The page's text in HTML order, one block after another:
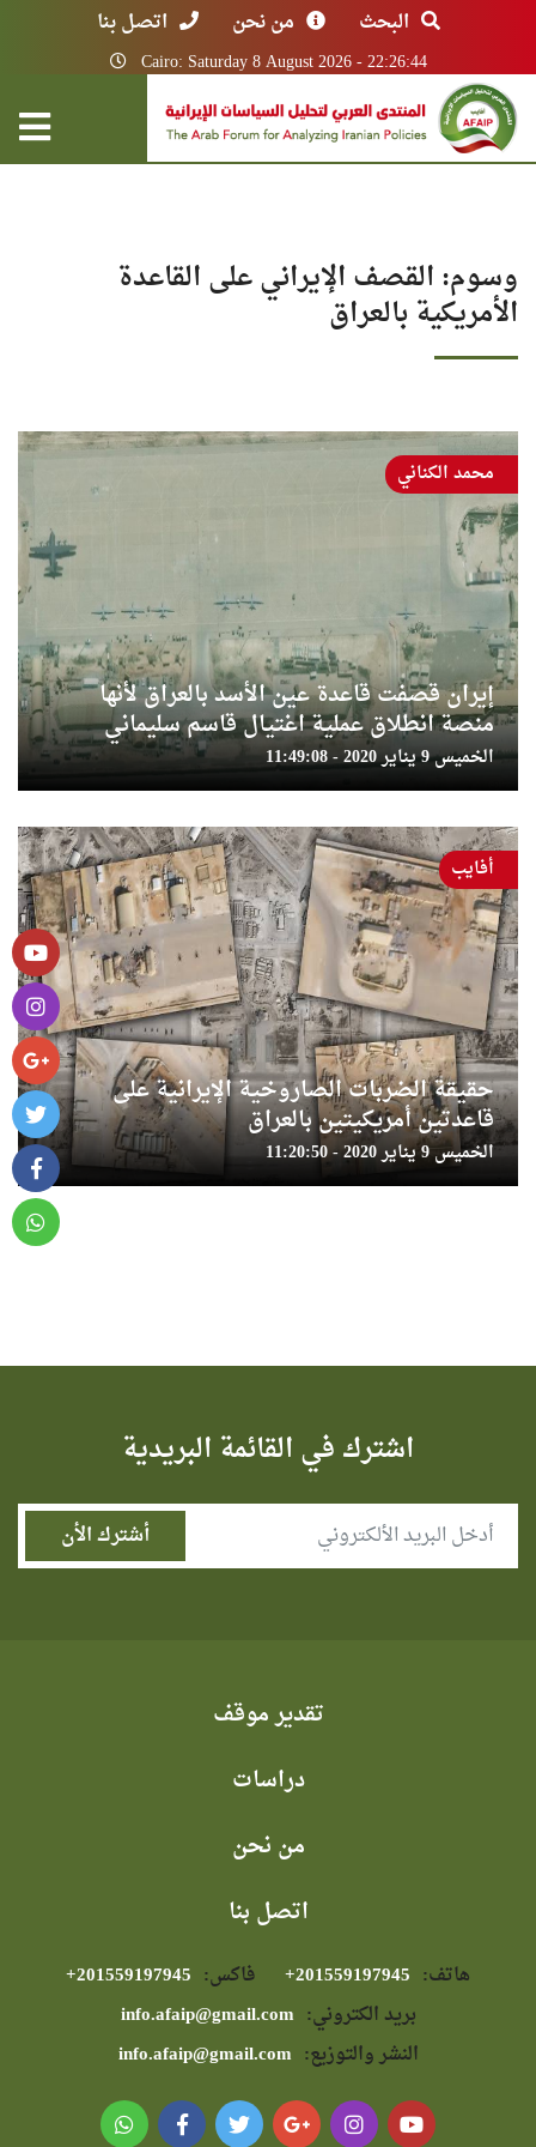
البحث من نحن اتصل بنا
Cairo: Saturday 8 August 2026 - 22:26:44
وسوم: القصف الإيراني على القاعدة
الأمريكية بالعراق
إيران قصفت قاعدة عين الأسد بالعراق لأنها
منصة انطلاق عملية اغتيال قاسم سليماني
الخميس 9 يناير 2020 - 11:49:08
محمد الكناني
حقيقة الضربات الصاروخية الإيرانية على
قاعدتين أمريكيتين بالعراق
الخميس 9 يناير 2020 - 11:20:50
أفايب
اشترك في القائمة البريدية
تقدير موقف
دراسات
من نحن
اتصل بنا
هاتف: فاكس:
بريد الكتروني: info.afaip@gmail.com
النشر والتوزيع: info.afaip@gmail.com